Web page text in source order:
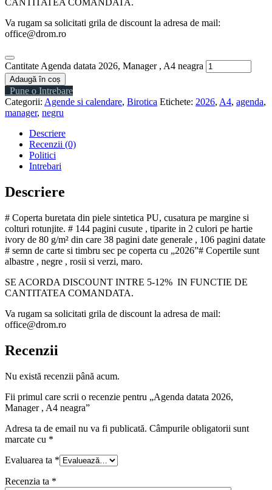
Va rugam sa solicitati grila de discount la adresa de mail:
office@drom.ro
Cantitate Agenda datata 2026, Manager , A4 neagra
Adaugă în coș
Pune o Intrebare
Categorii: Agende si calendare, Birotica Etichete: 2026, A4, agenda,
manager, negru
Descriere
Recenzii (0)
Politici
Intrebari
Descriere
# Coperta buretata din piele sintetica PU, cusatura pe margine si
colturi rotunjite. # 144 pagini cusute , tiparite in 2 culori pe hartie
ivory de 80 g/m² din care 38 pagini date generale , 106 pagini datate
# semn de carte si timbru sec pe coperta cu „2026”# Copertile sunt
albastre , negre , rosii si verzi, maro.
SE ACORDA DISCOUNT INTRE 5-12% IN FUNCTIE DE
CANTITATEA COMANDATA.
Va rugam sa solicitati grila de discount la adresa de mail:
office@drom.ro
Recenzii
Nu există recenzii până acum.
Fii primul care scrii o recenzie pentru „Agenda datata 2026,
Manager , A4 neagra”
Adresa ta de email nu va fi publicată. Câmpurile obligatorii sunt
marcate cu *
Evaluarea ta *
Recenzia ta *